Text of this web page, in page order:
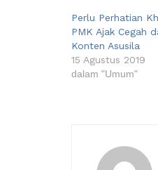
Perlu Perhatian
PMK Ajak Cegah
Konten Asusila
15 Agustus 2019
dalam "Umum"